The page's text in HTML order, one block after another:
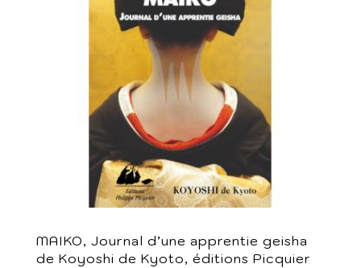
MAIKO, Journal d’une apprentie geisha
de Koyoshi de Kyoto, éditions Picquier